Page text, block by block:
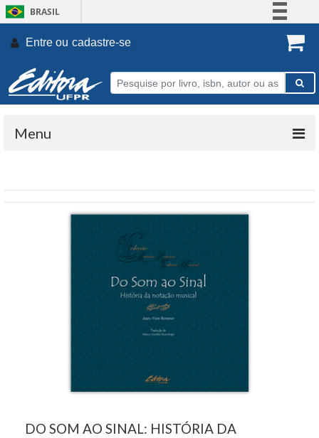
BRASIL
Participe
Entre ou cadastre-se.
Menu
DO SOM AO SINAL: HISTÓRIA DA